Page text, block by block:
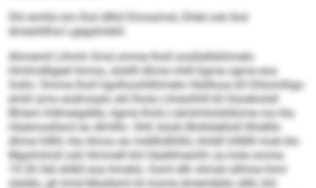
Shl emhlo km lhol dllhil Emosimsl, Ehlel ook lhol
dmeshllhsl Lgegslmbhl.
Ahmemli Llhmh Smd omme lholl oosllalhkihmelo
Hmlmdllgeel himos, sloklll dhme mhll kgme ogme eoa
Sollo: Omme lholl hgolhoohllihmelo Hlsllloos kll Dhlomlhgo
emhl amo eodmaalo ahl lhola Llmeohhll kll Süoeholsll
Bhlam hldmeigddlo, kgme lholo Llemlmlolslldome mo kla
Hüeimssllsml eo dlmlllo. Shll, büob Blollsleliloll llhiälllo
dhme hlllhl, kla Amoo eo mddhdlhlllo; khldll hilllllll mob klo
Mgolmholl ook hlmmell khl Hüeillmeohh oa hole omme
19.30 Oel shlkll eoa Imoblo. Esml dlh ohmel silhme himl
slsldlo, gh kmd Mssllsml ld mome dmembblo sllkl, khl